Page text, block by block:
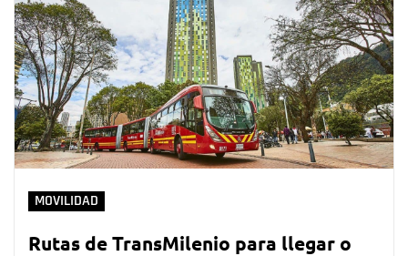
MOVILIDAD
Rutas de TransMilenio para llegar o